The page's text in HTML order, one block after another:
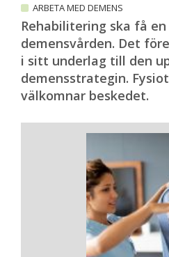
ARBETA MED DEMENS
Rehabilitering ska få
demensvården. Det
i sitt underlag till den
demensstrategin.
välkomnar beskedet.